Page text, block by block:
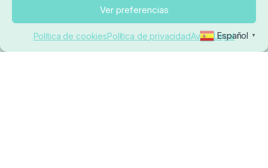
Ver preferencias
Política de cookiesPolítica de privacidadAviso Legal
910 824 923
Lunes a Viernes de 10:00 a 14:00 horas y 17:00 a
Español ▼